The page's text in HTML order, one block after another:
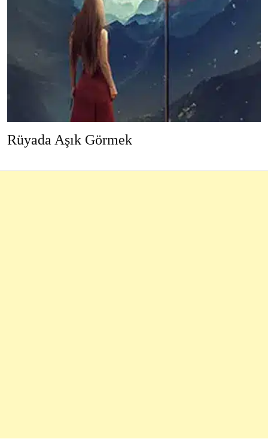
Rüyada Aşık Görmek